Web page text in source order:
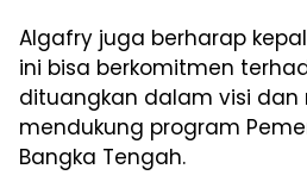
Algafry juga berharap
ini bisa berkomitmen
dituangkan dalam visi dan
mendukung program
Bangka Tengah.